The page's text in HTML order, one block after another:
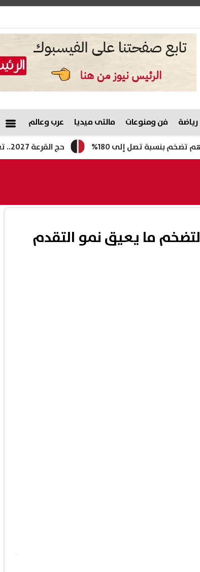
رياضة فن ومنوعات مالتى ميديا عرب وعالم
حج القرعة 2027.. تعرف على موعد التقديم والفئات غير المسموح لها بالسفر تصل إلى 180%
ما يعيق نمو التقدم